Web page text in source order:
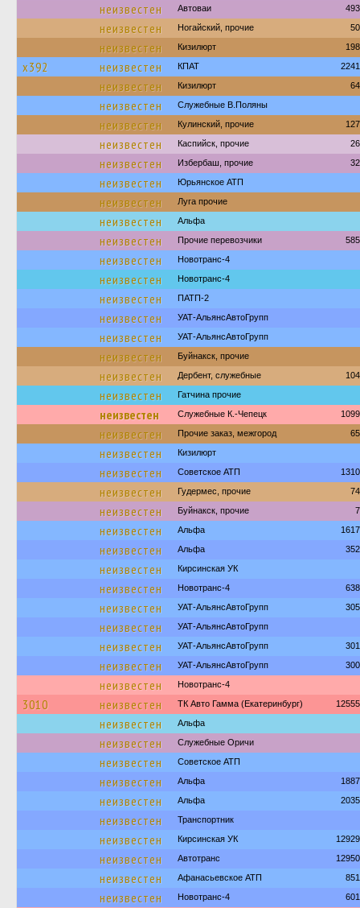
неизвестен Автоваи
неизвестен Ногайский, прочие
неизвестен Кизилюрт
х392 неизвестен КПАТ
неизвестен Кизилюрт
неизвестен Служебные В.Поляны
неизвестен Кулинский, прочие
неизвестен Каспийск, прочие
неизвестен Избербаш, прочие
неизвестен Юрьянское АТП
неизвестен Луга прочие
неизвестен Альфа
неизвестен Прочие перевозчики
неизвестен Новотранс-4
неизвестен Новотранс-4
неизвестен ПАТП-2
неизвестен УАТ-АльянсАвтоГрупп
неизвестен УАТ-АльянсАвтоГрупп
неизвестен Буйнакск, прочие
неизвестен Дербент, служебные
неизвестен Гатчина прочие
неизвестен Служебные К.-Чепецк
неизвестен Прочие заказ, межгород
неизвестен Кизилюрт
неизвестен Советское АТП
неизвестен Гудермес, прочие
неизвестен Буйнакск, прочие
неизвестен Альфа
неизвестен Альфа
неизвестен Кирсинская УК
неизвестен Новотранс-4
неизвестен УАТ-АльянсАвтоГрупп
неизвестен УАТ-АльянсАвтоГрупп
неизвестен УАТ-АльянсАвтоГрупп
неизвестен УАТ-АльянсАвтоГрупп
неизвестен Новотранс-4
3010 неизвестен ТК Авто Гамма (Екатеринбург)
неизвестен Альфа
неизвестен Служебные Оричи
неизвестен Советское АТП
неизвестен Альфа
неизвестен Альфа
неизвестен Транспортник
неизвестен Кирсинская УК
неизвестен Автотранс
неизвестен Афанасьевское АТП
неизвестен Новотранс-4